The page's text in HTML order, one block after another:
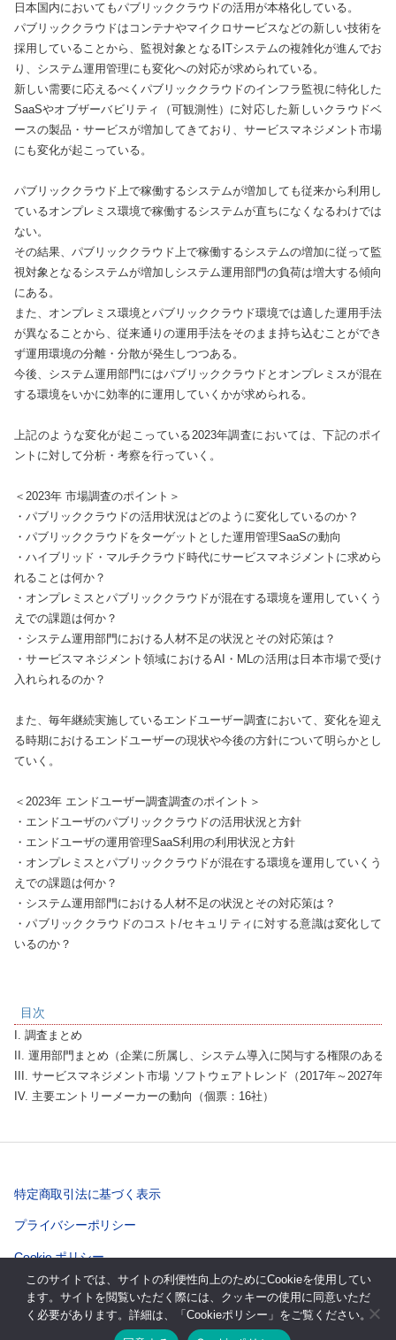
日本国内においてもパブリッククラウドの活用が本格化している。
パブリッククラウドはコンテナやマイクロサービスなどの新しい技術を
採用していることから、監視対象となるITシステムの複雑化が進んでお
り、システム運用管理にも変化への対応が求められている。
新しい需要に応えるべくパブリッククラウドのインフラ監視に特化した
SaaSやオブザーバビリティ（可観測性）に対応した新しいクラウドベ
ースの製品・サービスが増加してきており、サービスマネジメント市場
にも変化が起こっている。
パブリッククラウド上で稼働するシステムが増加しても従来から利用し
ているオンプレミス環境で稼働するシステムが直ちになくなるわけでは
ない。
その結果、パブリッククラウド上で稼働するシステムの増加に従って監
視対象となるシステムが増加しシステム運用部門の負荷は増大する傾向
にある。
また、オンプレミス環境とパブリッククラウド環境では適した運用手法
が異なることから、従来通りの運用手法をそのまま持ち込むことができ
ず運用環境の分離・分散が発生しつつある。
今後、システム運用部門にはパブリッククラウドとオンプレミスが混在
する環境をいかに効率的に運用していくかが求められる。
上記のような変化が起こっている2023年調査においては、下記のポイ
ントに対して分析・考察を行っていく。
＜2023年 市場調査のポイント＞
・パブリッククラウドの活用状況はどのように変化しているのか？
・パブリッククラウドをターゲットとした運用管理SaaSの動向
・ハイブリッド・マルチクラウド時代にサービスマネジメントに求めら
れることは何か？
・オンプレミスとパブリッククラウドが混在する環境を運用していくう
えでの課題は何か？
・システム運用部門における人材不足の状況とその対応策は？
・サービスマネジメント領域におけるAI・MLの活用は日本市場で受け
入れられるのか？
また、毎年継続実施しているエンドユーザー調査において、変化を迎え
る時期におけるエンドユーザーの現状や今後の方針について明らかとし
ていく。
＜2023年 エンドユーザー調査調査のポイント＞
・エンドユーザのパブリッククラウドの活用状況と方針
・エンドユーザの運用管理SaaS利用の利用状況と方針
・オンプレミスとパブリッククラウドが混在する環境を運用していくう
えでの課題は何か？
・システム運用部門における人材不足の状況とその対応策は？
・パブリッククラウドのコスト/セキュリティに対する意識は変化して
いるのか？
目次
I. 調査まとめ
II. 運用部門まとめ（企業に所属し、システム導入に関与する権限のあ
III. サービスマネジメント市場 ソフトウェアトレンド（2017年～2027年）
IV. 主要エントリーメーカーの動向（個票：16社）
特定商取引法に基づく表示
プライバシーポリシー
Cookie ポリシー
このサイトでは、サイトの利便性向上のためにCookieを使用してい
ます。サイトを閲覧いただく際には、クッキーの使用に同意いただ
く必要があります。詳細は、「Cookieポリシー」をご覧ください。